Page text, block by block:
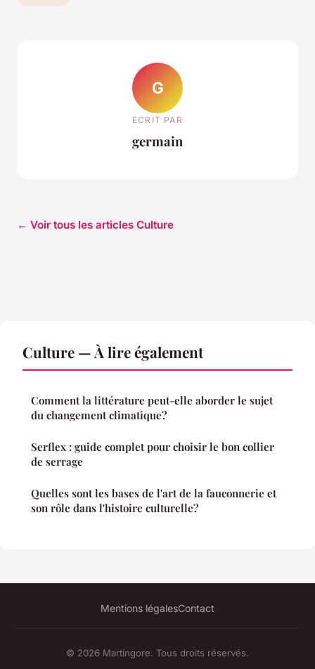
G
ECRIT PAR
germain
← Voir tous les articles Culture
Culture — À lire également
Comment la littérature peut-elle aborder le sujet
du changement climatique?
Serflex : guide complet pour choisir le bon collier
de serrage
Quelles sont les bases de l'art de la fauconnerie et
son rôle dans l'histoire culturelle?
Mentions légalesContact
© 2026 Martingore. Tous droits réservés.